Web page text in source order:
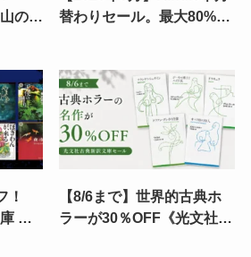
の日
得
替わりセール。最大80%オ
FIRE不要論／ハンナ・アー
レント
！
夏
【8/6まで】世界的古典ホ
ラーが30％OFF《光文社古